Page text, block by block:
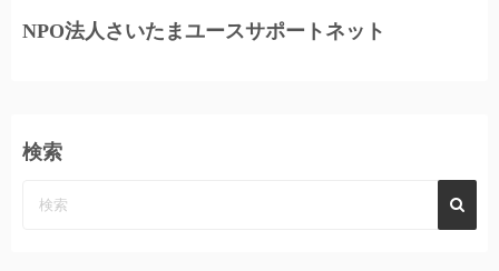
NPO法人さいたまユースサポートネット
検索